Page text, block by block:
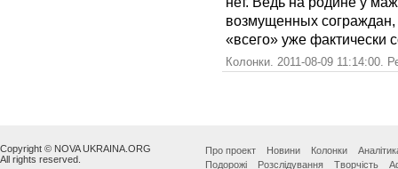
возмущенных сограждан,
«всего» уже фактически
Колонки. 2011-08-09 11:14:00.
Copyright © NOVA UKRAINA.ORG
All rights reserved.
Про проект Новини Колонки
Подорожі
Розслідування Творчість